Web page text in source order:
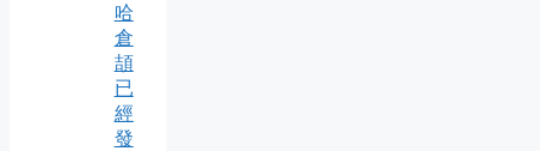
哈
倉
頡
已
經
發